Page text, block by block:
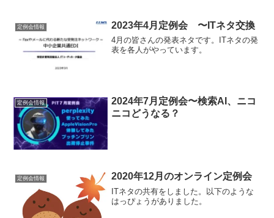
リットのある素晴らしい言語で、今話題
の人工知能(...
定例会情報 2023年4月定例会 〜ITネタ交換
4月の皆さんの発表ネタです。ITネタの発
表を各人がやっています。
定例会情報
2024年7月定例会〜検索AI、ニコ
ニコどうなる？
定例会情報 2020年12月のオンライン定例会
ITネタの共有をしました。以下のような
はっぴょうがありました。